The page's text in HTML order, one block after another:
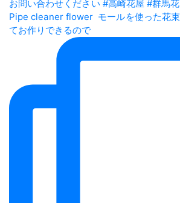
Pipe cleaner flower⁡ ⁡ モールを使った花束
てお作りできるので